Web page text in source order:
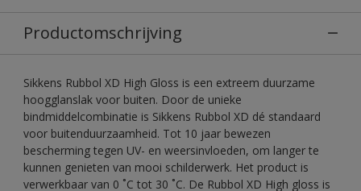
Productomschrijving
Sikkens Rubbol XD High Gloss is een extreem duurzame
hoogglanslak voor buiten. Door de unieke
bindmiddelcombinatie is Sikkens Rubbol XD dé standaard
voor buitenduurzaamheid. Tot 10 jaar bewezen
bescherming tegen UV- en weersinvloeden, om langer te
kunnen genieten van mooi schilderwerk. Het product is
verwerkbaar van 0 ˚C tot 30 ˚C. De Rubbol XD High gloss is